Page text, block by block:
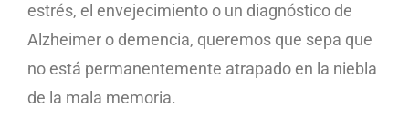
estrés, el envejecimiento o un diagnóstico de
Alzheimer o demencia, queremos que sepa que
no está permanentemente atrapado en la niebla
de la mala memoria.